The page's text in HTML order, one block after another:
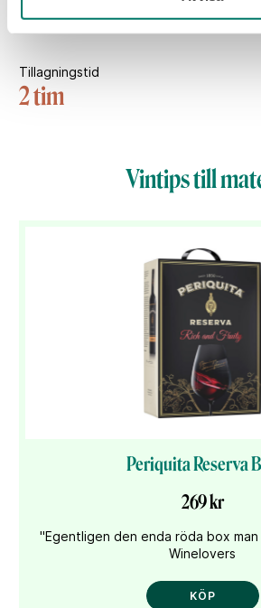
4 st
Tillagningstid
2 tim
Vintips till
Periquita Reserva
269 kr
"Egentligen den enda röda box
Winelovers
KÖP